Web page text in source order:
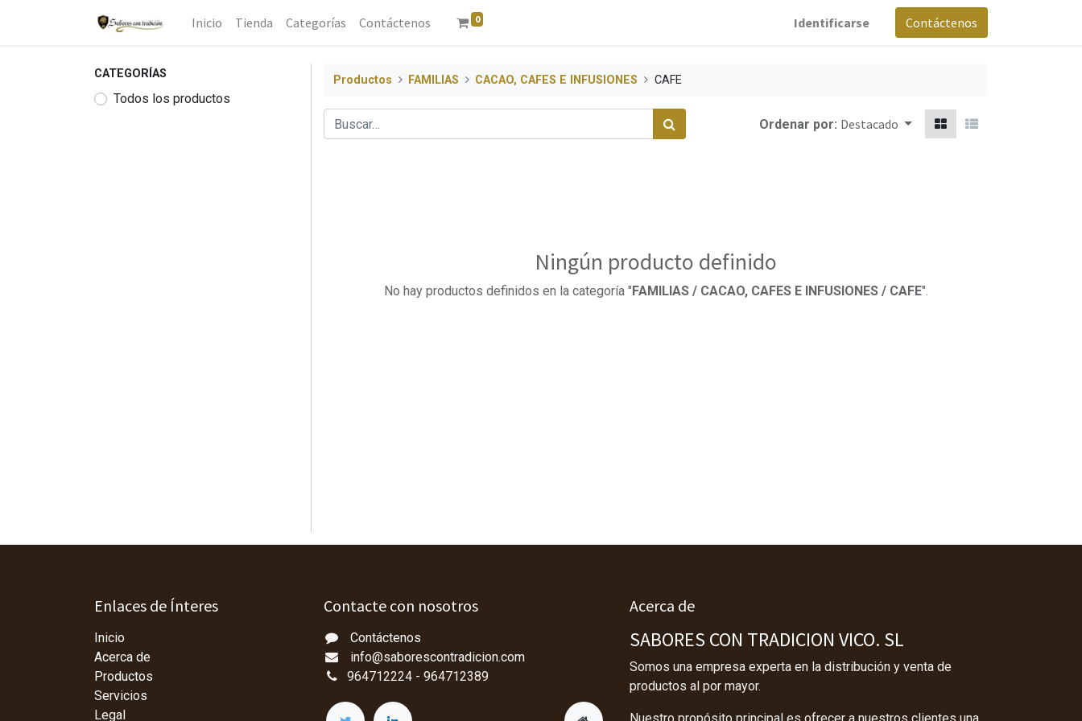
Inicio Tienda Categorías Contáctenos 0 Identificarse Contáctenos
CATEGORÍAS
Todos los productos
Productos FAMILIAS CACAO, CAFES E INFUSIONES CAFE
Ordenar por: Destacado
Ningún producto definido
No hay productos definidos en la categoría " FAMILIAS / CACAO, CAFES E INFUSIONES / CAFE".
Enlaces de Ínteres
Inicio
Acerca de
Productos
Servicios
Legal
Contacte con nosotros
Contáctenos
info@saborescontradicion.com
964712224 - 964712389
Acerca de
SABORES CON TRADICION VICO. SL
Somos una empresa experta en la distribución y venta de
productos al por mayor.